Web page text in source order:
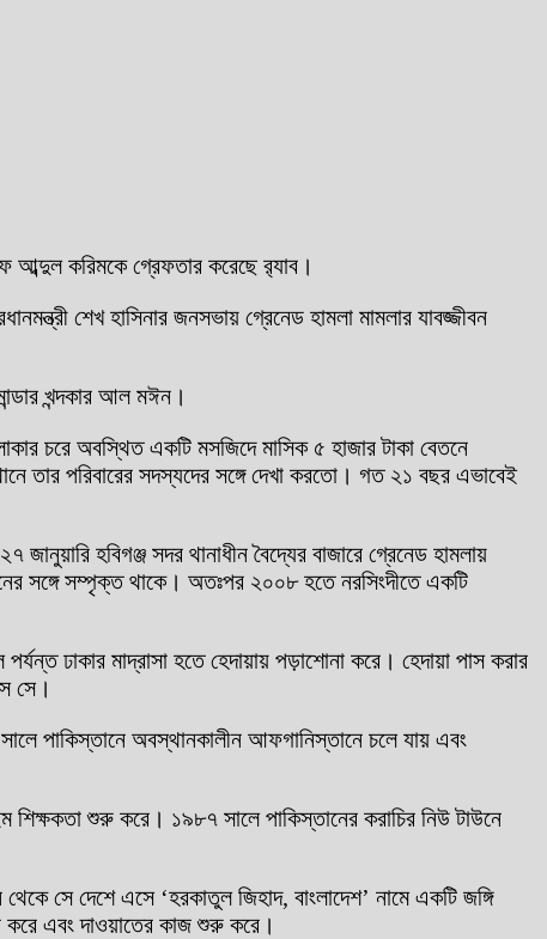
আব্দুল করিমকে গ্রেফতার করেছে র‌্যাব।
শেখ হাসিনার জনসভায় গ্রেনেড হামলা মামলার যাবজ্জীবন
খন্দকার আল মঈন।
চরে অবস্থিত একটি মসজিদে মাসিক ৫ হাজার টাকা বেতনে
তার পরিবারের সদস্যদের সঙ্গে দেখা করতো। গত ২১ বছর এভাবেই
হবিগঞ্জ সদর থানাধীন বৈদ্যের বাজারে গ্রেনেড হামলায়
সঙ্গে সম্পৃক্ত থাকে। অতঃপর ২০০৮ হতে নরসিংদীতে একটি
ঢাকার মাদ্রাসা হতে হেদায়ায় পড়াশোনা করে। হেদায়া পাস করার
সে।
পাকিস্তানে অবস্থানকালীন আফগানিস্তানে চলে যায় এবং
শিক্ষকতা শুরু করে। ১৯৮৭ সালে পাকিস্তানের করাচির নিউ টাউনে
সে দেশে এসে ‘হরকাতুল জিহাদ, বাংলাদেশ’ নামে একটি জঙ্গি
করে এবং দাওয়াতের কাজ শুরু করে।